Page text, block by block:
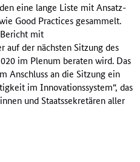
eine lange Liste mit Ansatz-
Good Practices gesammelt.
mit
auf der nächsten Sitzung des
im Plenum beraten wird. Das
Anschluss an die Sitzung ein
im Innovationssystem“, das
und Staatssekretären aller